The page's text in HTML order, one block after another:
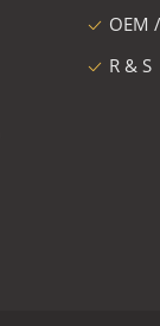
OEM
R & S